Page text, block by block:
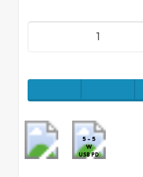
5 - 5
W
USB PD